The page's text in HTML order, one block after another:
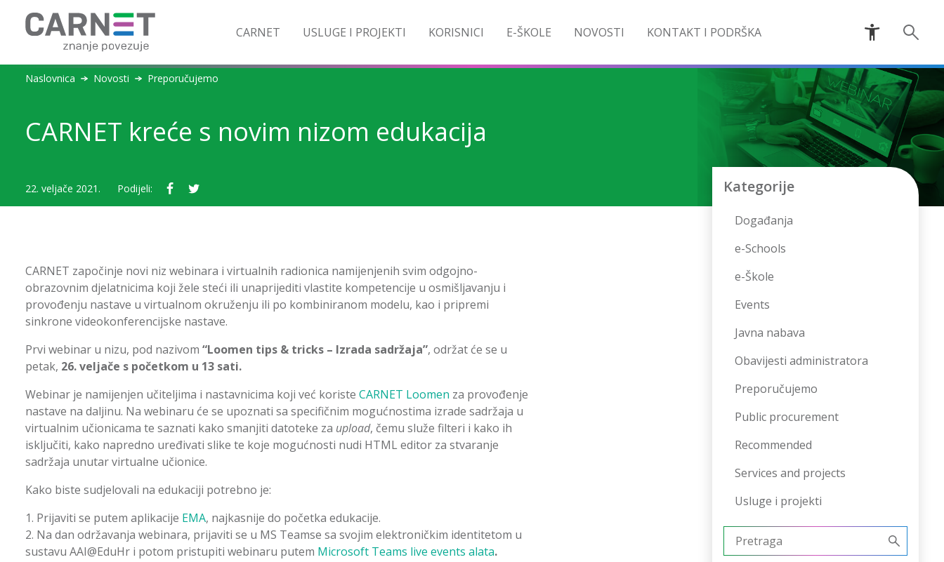
CARNET USLUGE I PROJEKTI KORISNICI E-ŠKOLE NOVOSTI KONTAKT I PODRŠKA
Naslovnica Novosti Preporučujemo
CARNET kreće s novim nizom edukacija
22. veljače 2021. Podijeli:
CARNET započinje novi niz webinara i virtualnih radionica namijenjenih svim odgojno-
obrazovnim djelatnicima koji žele steći ili unaprijediti vlastite kompetencije u osmišljavanju i
provođenju nastave u virtualnom okruženju ili po kombiniranom modelu, kao i pripremi
sinkrone videokonferencijske nastave.
Prvi webinar u nizu, pod nazivom “Loomen tips & tricks – Izrada sadržaja”, održat će se u
petak, 26. veljače s početkom u 13 sati.
Webinar je namijenjen učiteljima i nastavnicima koji već koriste CARNET Loomen za provođenje
nastave na daljinu. Na webinaru će se upoznati sa specifičnim mogućnostima izrade sadržaja u
virtualnim učionicama te saznati kako smanjiti datoteke za upload, čemu služe filteri i kako ih
isključiti, kako napredno uređivati slike te koje mogućnosti nudi HTML editor za stvaranje
sadržaja unutar virtualne učionice.
Kako biste sudjelovali na edukaciji potrebno je:
Prijaviti se putem aplikacije EMA, najkasnije do početka edukacije.
Na dan održavanja webinara, prijaviti se u MS Teamse sa svojim elektroničkim identitetom u
sustavu AAI@EduHr i potom pristupiti webinaru putem Microsoft Teams live events alata.
Kategorije
Događanja
e-Schools
e-Škole
Events
Javna nabava
Obavijesti administratora
Preporučujemo
Public procurement
Recommended
Services and projects
Usluge i projekti
Pretraži: